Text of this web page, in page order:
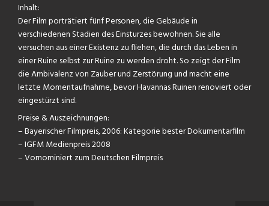
Inhalt:
Der Film porträtiert fünf Personen, die Gebäude in
verschiedenen Stadien des Einsturzes bewohnen. Sie alle
versuchen aus einer Existenz zu fliehen, die durch das Leben in
einer Ruine selbst zur Ruine zu werden droht. So zeigt der Film
die Ambivalenz von Zauber und Zerstörung und macht eine
letzte Momentaufnahme, bevor Havannas Ruinen renoviert oder
eingestürzt sind.
Preise & Auszeichnungen:
– Bayerischer Filmpreis, 2006: Kategorie bester Dokumentarfilm
– IGFM Medienpreis 2008
– Vornominiert zum Deutschen Filmpreis